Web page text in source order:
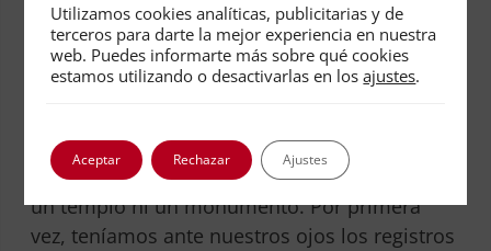
Tres muros pintados, cada uno con su propia
historia, prácticamente intactos. En ellos se
toda la pared, barras y puntos que
representan columnas de números… “No es
un templo ni un monumento. Por primera
vez, teníamos ante nuestros ojos los registros
Utilizamos cookies analíticas, publicitarias y de
terceros para darte la mejor experiencia en nuestra
web. Puedes informarte más sobre qué cookies
estamos utilizando o desactivarlas en losajustes.
Aceptar Rechazar Ajustes